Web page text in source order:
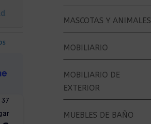
MASCOTAS Y ANIMALES
MOBILIARIO
MOBILIARIO DE
EXTERIOR
MUEBLES DE BAÑO